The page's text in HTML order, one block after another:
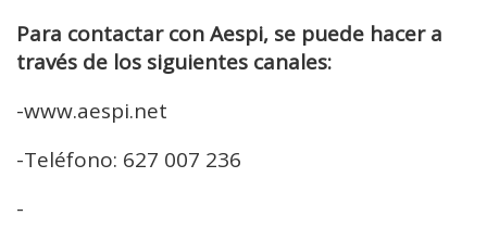
Para contactar con Aespi, se puede hacer a
través de los siguientes canales:
-www.aespi.net
-Teléfono: 627 007 236
-